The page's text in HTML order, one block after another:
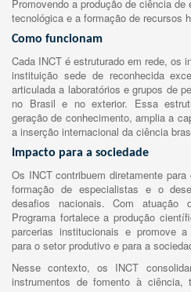
Promovendo a produção de ciência
tecnológica e a formação de recursos
Como funcionam
Cada INCT é estruturado em rede, os
instituição sede de reconhecida
articulada a laboratórios e grupos de
no Brasil e no exterior. Essa
geração de conhecimento, amplia a
a inserção internacional da ciência
Impacto para a sociedade
Os INCT contribuem diretamente
formação de especialistas e o
desafios nacionais. Com atuação
Programa fortalece a produção
parcerias institucionais e promove
para o setor produtivo e para a
Nesse contexto, os INCT
instrumentos de fomento à ciência,